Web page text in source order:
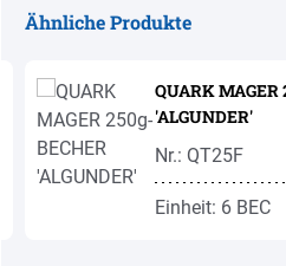
Ähnliche Produkte
QUARK MAGER
'ALGUNDER'
Nr.: QT25F
Einheit: 6 BEC